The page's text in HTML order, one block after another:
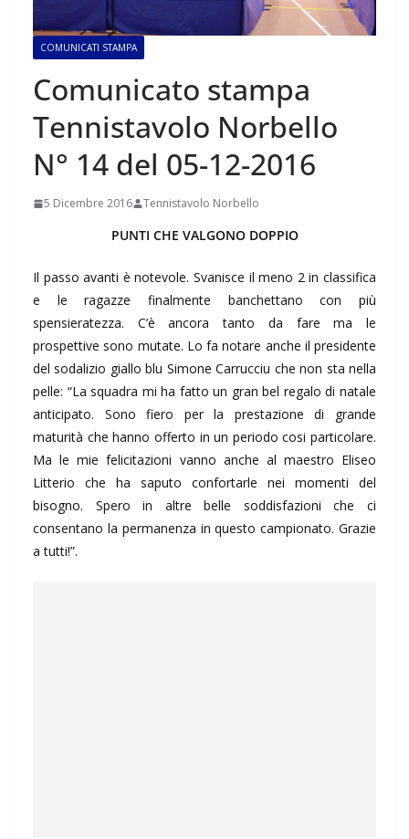
COMUNICATI STAMPA
Comunicato stampa
Tennistavolo Norbello
N° 14 del 05-12-2016
5 Dicembre 2016 Tennistavolo Norbello
PUNTI CHE VALGONO DOPPIO
Il passo avanti è notevole. Svanisce il meno 2 in classifica
e le ragazze finalmente banchettano con più
spensieratezza. C’è ancora tanto da fare ma le
prospettive sono mutate. Lo fa notare anche il presidente
del sodalizio giallo blu Simone Carrucciu che non sta nella
pelle: “La squadra mi ha fatto un gran bel regalo di natale
anticipato. Sono fiero per la prestazione di grande
maturità che hanno offerto in un periodo cosi particolare.
Ma le mie felicitazioni vanno anche al maestro Eliseo
Litterio che ha saputo confortarle nei momenti del
bisogno. Spero in altre belle soddisfazioni che ci
consentano la permanenza in questo campionato. Grazie
a tutti!”.